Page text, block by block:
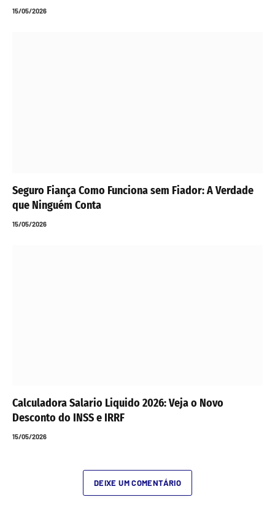
15/05/2026
Seguro Fiança Como Funciona sem Fiador: A Verdade
que Ninguém Conta
15/05/2026
Calculadora Salario Liquido 2026: Veja o Novo
Desconto do INSS e IRRF
15/05/2026
DEIXE UM COMENTÁRIO